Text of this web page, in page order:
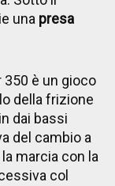
una presa
350 è un gioco
della frizione
dai bassi
del cambio a
marcia con la
col